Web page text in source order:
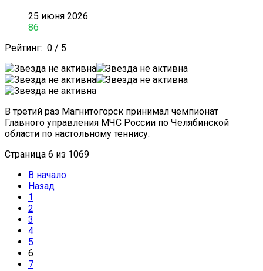
25 июня 2026
86
Рейтинг: 0 / 5
В третий раз Магнитогорск принимал чемпионат
Главного управления МЧС России по Челябинской
области по настольному теннису.
Страница 6 из 1069
В начало
Назад
1
2
3
4
5
6
7